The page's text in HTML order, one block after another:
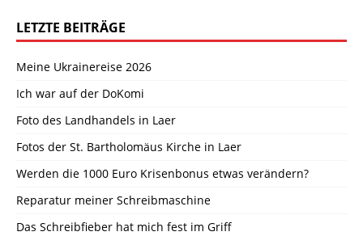
LETZTE BEITRÄGE
Meine Ukrainereise 2026
Ich war auf der DoKomi
Foto des Landhandels in Laer
Fotos der St. Bartholomäus Kirche in Laer
Werden die 1000 Euro Krisenbonus etwas verändern?
Reparatur meiner Schreibmaschine
Das Schreibfieber hat mich fest im Griff